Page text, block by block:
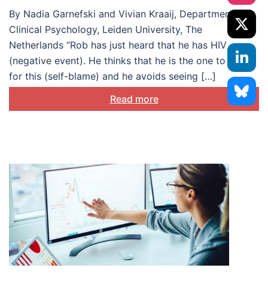
By Nadia Garnefski and Vivian Kraaij, Department of
Clinical Psychology, Leiden University, The
Netherlands “Rob has just heard that he has HIV
(negative event). He thinks that he is the one to blame
for this (self-blame) and he avoids seeing […]
Read more